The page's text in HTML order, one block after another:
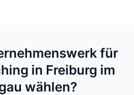
für
in Freiburg im
wählen?